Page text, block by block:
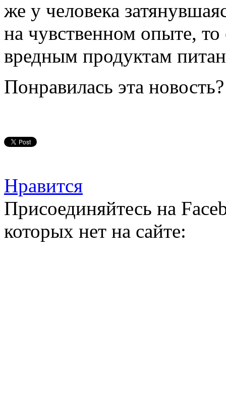
же у человека
на чувственном опыте,
вредным продуктам
Понравилась эта
Нравится
Присоединяйтесь на
которых нет на сайте: